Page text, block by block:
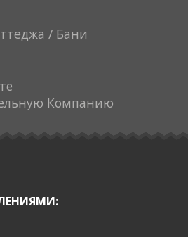
/ Бани
Компанию